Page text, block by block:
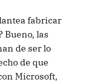
fabricar
Bueno, las
de ser lo
de que
Microsoft,